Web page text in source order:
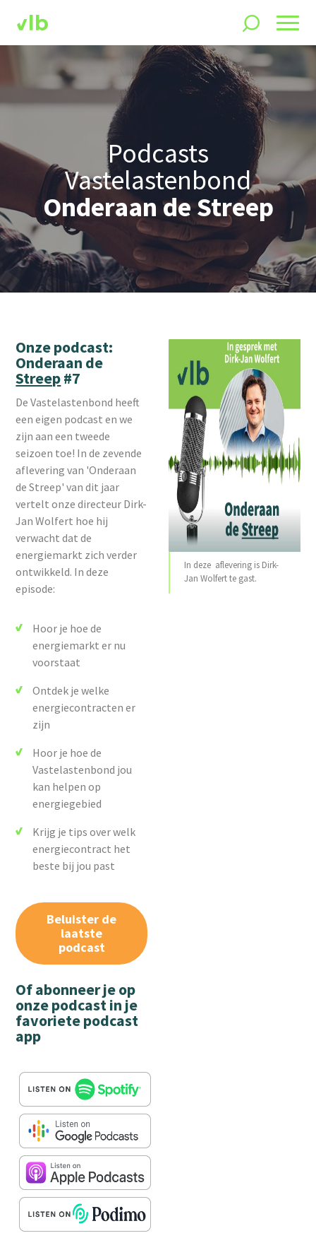
Podcasts
Vastelastenbond
Onderaan de Streep
Onze podcast:
Onderaan de
Streep#7
De Vastelastenbond heeft
een eigen podcast en we
zijn aan een tweede
seizoen toe! In de zevende
aflevering van 'Onderaan
de Streep' van dit jaar
vertelt onze directeur Dirk-
Jan Wolfert hoe hij
verwacht dat de
energiemarkt zich verder
ontwikkeld. In deze
episode:
Hoor je hoe de
energiemarkt er nu
voorstaat
Ontdek je welke
energiecontracten er
zijn
Hoor je hoe de
Vastelastenbond jou
kan helpen op
energiegebied
Krijg je tips over welk
energiecontract het
beste bij jou past
Beluister de
laatste
podcast
Of abonneer je op
onze podcast in je
favoriete podcast
app
In deze aflevering is Dirk-
Jan Wolfert te gast.